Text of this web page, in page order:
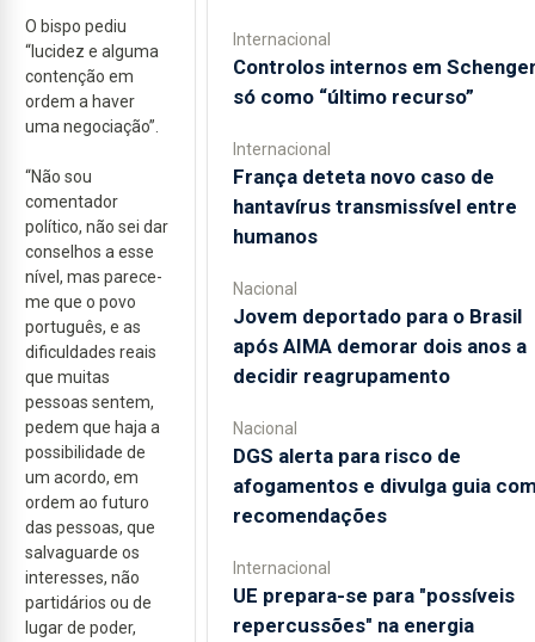
O bispo pediu
“lucidez e alguma
contenção em
ordem a haver
uma negociação”.
“Não sou
comentador
político, não sei dar
conselhos a esse
nível, mas parece-
me que o povo
português, e as
dificuldades reais
que muitas
pessoas sentem,
pedem que haja a
possibilidade de
um acordo, em
ordem ao futuro
das pessoas, que
salvaguarde os
interesses, não
partidários ou de
lugar de poder,
Internacional
Controlos internos em
só como “último recurso”
Internacional
França deteta novo caso de
hantavírus transmissível entre
humanos
Nacional
Jovem deportado para o Brasil
após AIMA demorar dois anos a
decidir reagrupamento
Nacional
DGS alerta para risco de
afogamentos e divulga guia
recomendações
Internacional
UE prepara-se para "possíveis
repercussões" na energia